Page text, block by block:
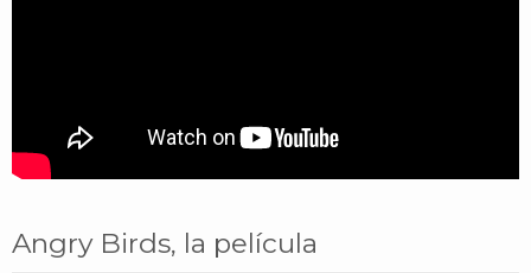
Angry Birds, la película